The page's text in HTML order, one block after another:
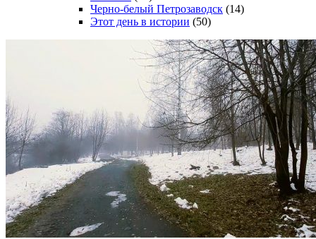
Черно-белый Петрозаводск (14)
Этот день в истории (50)